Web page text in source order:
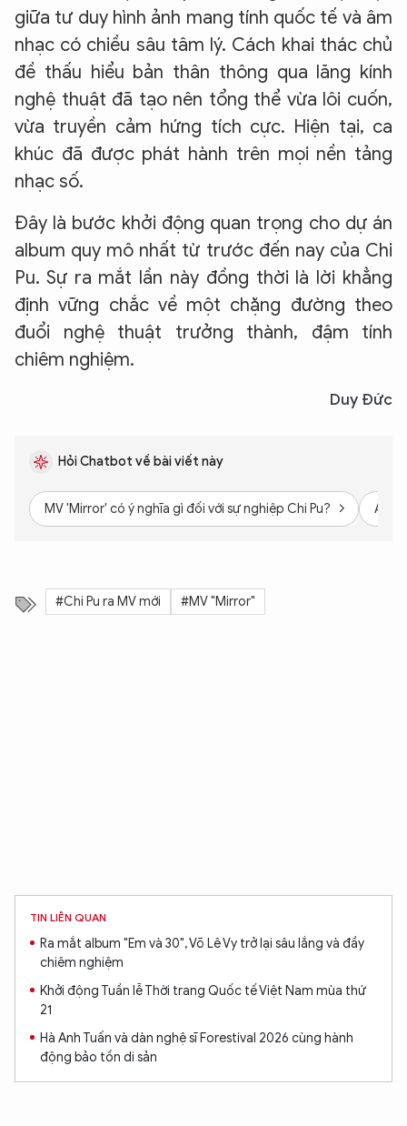
giữa tư duy hình ảnh mang tính quốc tế và âm
nhạc có chiều sâu tâm lý. Cách khai thác chủ
đề thấu hiểu bản thân thông qua lăng kính
nghệ thuật đã tạo nên tổng thể vừa lôi cuốn,
vừa truyền cảm hứng tích cực. Hiện tại, ca
khúc đã được phát hành trên mọi nền tảng
nhạc số.
Đây là bước khởi động quan trọng cho dự án
album quy mô nhất từ trước đến nay của Chi
Pu. Sự ra mắt lần này đồng thời là lời khẳng
định vững chắc về một chặng đường theo
đuổi nghệ thuật trưởng thành, đậm tính
chiêm nghiệm.
Duy Đức
Hỏi Chatbot về bài viết này
MV 'Mirror' có ý nghĩa gì đối với sự nghiệp Chi Pu?
#Chi Pu ra MV mới #MV "Mirror"
TIN LIÊN QUAN
Ra mắt album "Em và 30", Võ Lê Vy trở lại sâu lắng và đầy
chiêm nghiệm
Khởi động Tuần lễ Thời trang Quốc tế Việt Nam mùa thứ
21
Hà Anh Tuấn và dàn nghệ sĩ Forestival 2026 cùng hành
động bảo tồn di sản